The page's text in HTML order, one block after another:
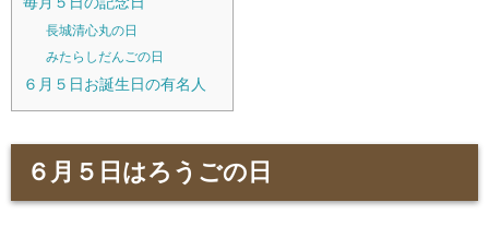
長城清心丸の日
みたらしだんごの日
６月５日お誕生日の有名人
６月５日はろうごの日